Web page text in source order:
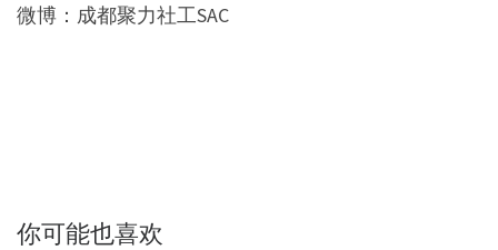
微博：成都聚力社工SAC
你可能也喜欢